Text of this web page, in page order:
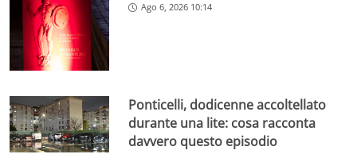
Ago 6, 2026 10:14
Ponticelli, dodicenne accoltellato
durante una lite: cosa racconta
davvero questo episodio